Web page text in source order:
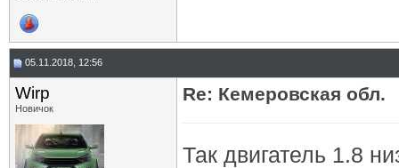
05.11.2018, 12:56
Wirp
Новичок
Re: Кемеровская обл.
Так двигатель 1.8